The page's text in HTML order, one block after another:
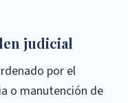
judicial
por el
o manutención de